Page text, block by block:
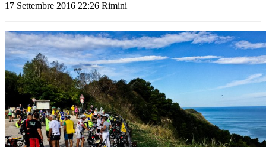
17 Settembre 2016 22:26 Rimini